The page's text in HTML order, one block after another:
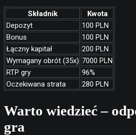
Składnik
Kwota
Depozyt
100 PLN
Bonus
100 PLN
Łączny kapitał
200 PLN
Wymagany obrót (35x) 7000 PLN
RTP gry
96%
Oczekiwana strata
280 PLN
Warto wiedzieć –
gra